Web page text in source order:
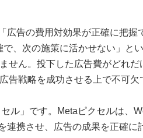
広告の費用対効果が正確に把握
、次の施策に活かせない」と
せん。投下した広告費がどれだ
告戦略を成功させる上で不可欠
ル」です。Metaピクセルは、
連携させ、広告の成果を正確に